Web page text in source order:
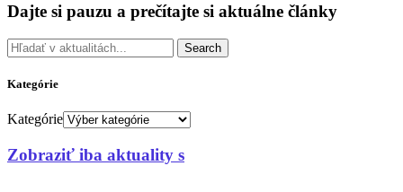
Dajte si pauzu a prečítajte si aktuálne články
Search
Kategórie
Kategórie
Zobraziť iba aktuality s